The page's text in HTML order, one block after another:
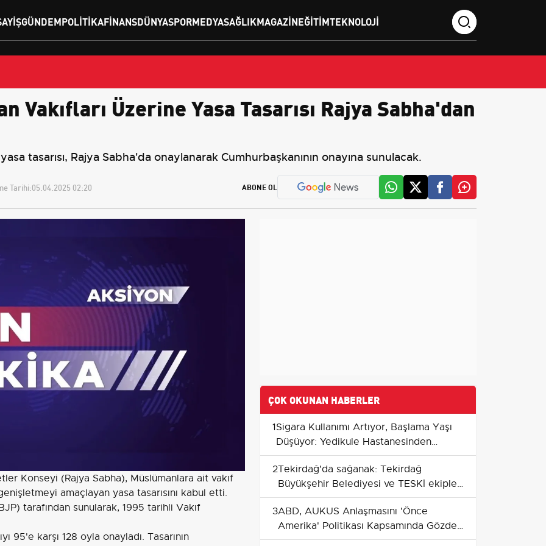
GÜNDEMPOLITIKAFINANSDÜNYASPORMEDYASAĞLIKMAGAZINEĞITIMTEKNOLOJI
Vakıfları Üzerine Yasa Tasarısı Rajya Sabha'dan
tasarısı, Rajya Sabha'da onaylanarak Cumhurbaşkanının onayına sunulacak.
Tarihi:05.04.2025 02:20 ABONE OL
Konseyi (Rajya Sabha), Müslümanlara ait vakıf
amaçlayan yasa tasarısını kabul etti.
tarafından sunularak, 1995 tarihli Vakıf
95'e karşı 128 oyla onayladı. Tasarının
ÇOK OKUNAN HABERLER
1Sigara Kullanımı Artıyor, Başlama Yaşı
Düşüyor: Yedikule Hastanesinden
Uyarılar ve Bırakanların Deneyimleri
2Tekirdağ'da sağanak: Tekirdağ
Büyükşehir Belediyesi ve TESKİ ekipleri
teyakkuzda
3ABD, AUKUS Anlaşmasını 'Önce
Amerika' Politikası Kapsamında Gözden
Geçirecek